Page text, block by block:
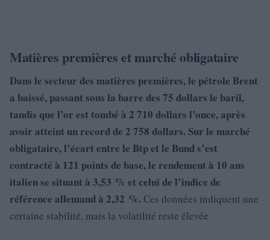
Matières premières et marché obligataire
Dans le secteur des matières premières, le pétrole Brent
a baissé, passant sous la barre des 75 dollars le baril,
tandis que l’or est tombé à 2 710 dollars l’once, après
avoir atteint un record de 2 758 dollars.Sur le marché
obligataire, l’écart entre le Btp et le Bund s’est
contracté à 121 points de base, le rendement à 10 ans
italien se situant à 3,53 % et celui de l’indice de
référence allemand à 2,32 %.Ces données indiquent une
certaine stabilité, mais la volatilité reste élevée